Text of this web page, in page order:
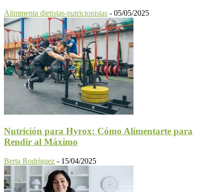
Alimmenta dietistas-nutricionistas - 05/05/2025
Nutrición para Hyrox: Cómo Alimentarte para
Rendir al Máximo
Berta Rodríguez - 15/04/2025